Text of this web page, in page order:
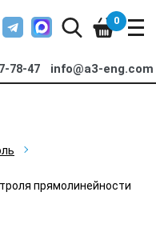
78-47 info@a3-eng.com
0
прямолинейности